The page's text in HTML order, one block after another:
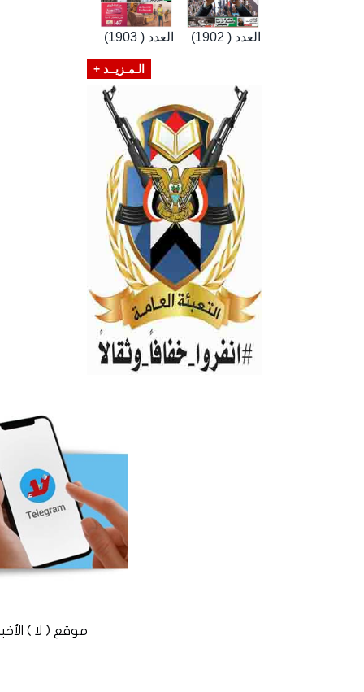
العدد ( 1903) العدد ( 1902)
الـمـزيــد +
موقع ( لا ) الأخباري المستقل ©